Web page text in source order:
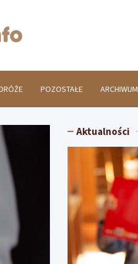
POZOSTAŁE ARCHIWUM
Aktualności